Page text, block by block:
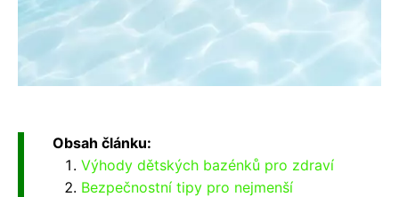
Obsah článku:
Výhody dětských bazénků pro zdraví
Bezpečnostní tipy pro nejmenší